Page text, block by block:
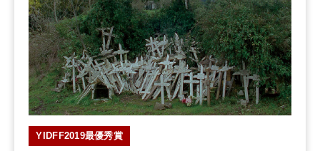
YIDFF2019最優秀賞